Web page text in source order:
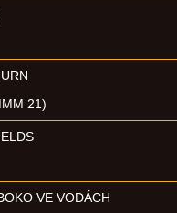
21)
VE VODÁCH